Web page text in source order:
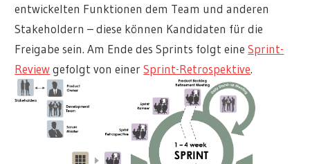
entwickelten Funktionen dem Team und anderen
Stakeholdern – diese können Kandidaten für die
Freigabe sein. Am Ende des Sprints folgt eineSprint-
Reviewgefolgt von einerSprint-Retrospektive.